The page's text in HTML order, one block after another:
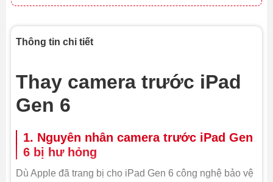
Thông tin chi tiết
Thay camera trước iPad
Gen 6
1. Nguyên nhân camera trước iPad Gen
6 bị hư hỏng
Dù Apple đã trang bị cho iPad Gen 6 công nghệ bảo vệ